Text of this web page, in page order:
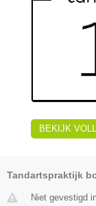
BEKIJK
Tandartspraktijk
Niet gevestigd